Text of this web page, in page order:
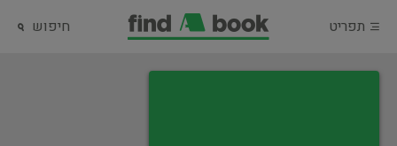
תפריט חיפוש